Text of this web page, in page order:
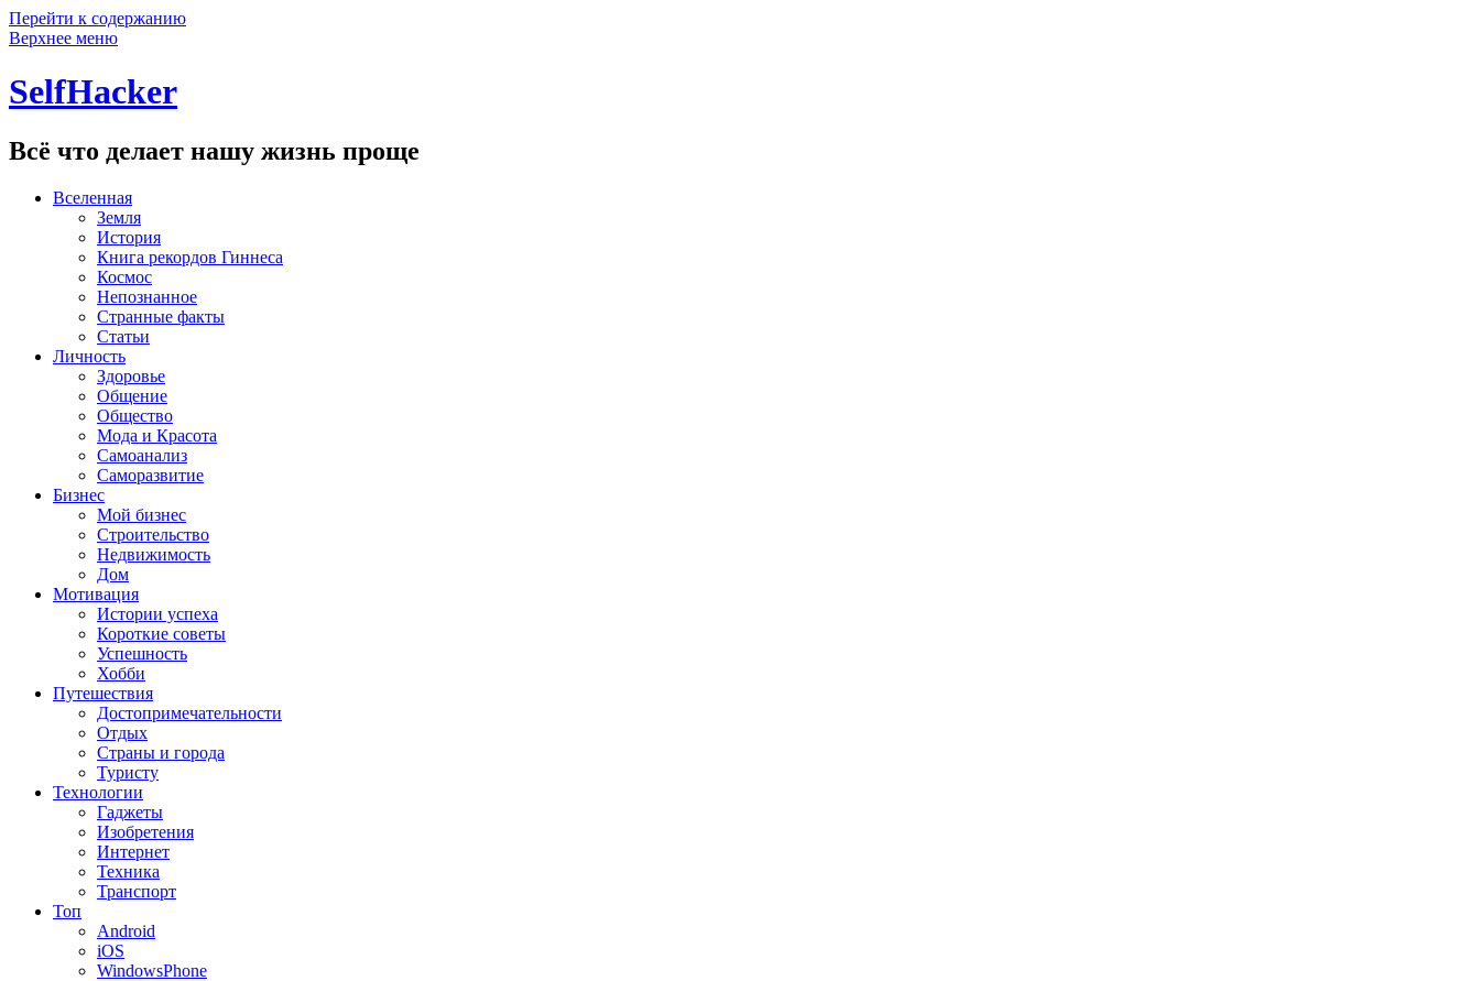
Перейти к содержанию
Верхнее меню
SelfHacker
Всё что делает нашу жизнь проще
Вселенная
Земля
История
Книга рекордов Гиннеса
Космос
Непознанное
Странные факты
Статьи
Личность
Здоровье
Общение
Общество
Мода и Красота
Самоанализ
Саморазвитие
Бизнес
Мой бизнес
Строительство
Недвижимость
Дом
Мотивация
Истории успеха
Короткие советы
Успешность
Хобби
Путешествия
Достопримечательности
Отдых
Страны и города
Туристу
Технологии
Гаджеты
Изобретения
Интернет
Техника
Транспорт
Топ
Android
iOS
WindowsPhone